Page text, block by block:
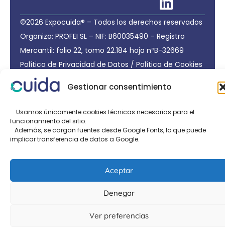
Gestionar consentimiento
Usamos únicamente cookies técnicas necesarias para el
funcionamiento del sitio.
Además, se cargan fuentes desde Google Fonts, lo que puede
implicar transferencia de datos a Google.
Aceptar
Denegar
Ver preferencias
©2026 Expocuida® – Todos los derechos reservados
Organiza: PROFEI SL – NIF: B60035490 – Registro
Mercantil: folio 22, tomo 22.184 hoja nºB-32669
Política de Privacidad de Datos / Política de Cookies
Aviso legal